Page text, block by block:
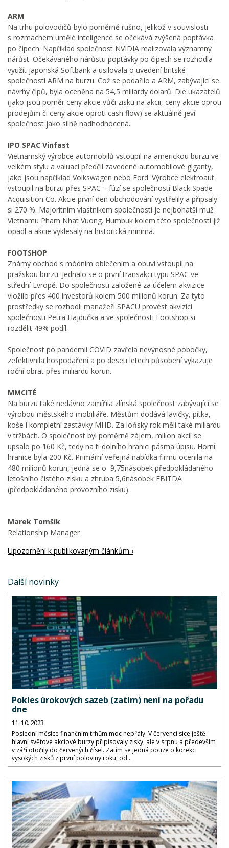
ARM
Na trhu polovodičů bylo poměrně rušno, jelikož v souvislosti
s rozmachem umělé inteligence se očekává zvýšená poptávka
po čipech. Například společnost NVIDIA realizovala významný
nárůst. Očekávaného nárůstu poptávky po čipech se rozhodla
využít japonská Softbank a usilovala o uvedení britské
společnosti ARM na burzu. Což se podařilo a ARM, zabývající se
návrhy čipů, byla oceněna na 54,5 miliardy dolarů. Dle ukazatelů
(jako jsou poměr ceny akcie vůči zisku na akcii, ceny akcie oproti
prodejům či ceny akcie oproti cash flow) se aktuálně jeví
společnost jako silně nadhodnocená.
IPO SPAC Vinfast
Vietnamský výrobce automobilů vstoupil na americkou burzu ve
velkém stylu a valuací předčil zavedené automobilové giganty,
jako jsou například Volkswagen nebo Ford. Výrobce elektroaut
vstoupil na burzu přes SPAC – fúzí se společností Black Spade
Acquisition Co. Akcie první den obchodování vystřelily a připsaly
si 270 %. Majoritním vlastníkem společnosti je nejbohatší muž
Vietnamu Pham Nhat Vuong. Humbuk kolem této společnosti již
opadl a akcie vyklesaly na historická minima.
FOOTSHOP
Známý obchod s módním oblečením a obuví vstoupil na
pražskou burzu. Jednalo se o první transakci typu SPAC ve
střední Evropě. Do společnosti založené za účelem akvizice
vložilo přes 400 investorů kolem 500 milionů korun. Za tyto
prostředky se rozhodli manažeři SPACU provést akvizici
společnosti Petra Hajdučka a ve společnosti Footshop si
rozdělit 49% podíl.
Společnost po pandemii COVID zavřela nevýnosné pobočky,
zefektivnila hospodaření a po deseti letech působení vykazuje
roční obrat přes miliardu korun.
MMCITÉ
Na burzu také nedávno zamířila zlínská společnost zabývající se
výrobou městského mobiliáře. Městům dodává lavičky, pítka,
koše i kompletní zastávky MHD. Za loňský rok měli také miliardu
v tržbách. O společnost byl poměrně zájem, milion akcií se
upsalo po 160 Kč, tedy na ti dolního hranici pásma úpisu. Horní
hranice byla 200 Kč. Primární veřejná nabídka firmu ocenila na
480 milionů korun, jedná se o 9,75násobek předpokládaného
letošního čistého zisku a zhruba 5,6násobek EBITDA
(předpokládaného provozního zisku).
Marek Tomšík
Relationship Manager
Upozornění k publikovaným článkům ›
Další novinky
Pokles úrokových sazeb (zatím) není na pořadu
dne
11. 10. 2023
Poslední měsíce finančním trhům moc nepřály. V červenci sice ještě
hlavní světové akciové burzy připisovaly zisky, ale v srpnu a především
v září otočily do červených čísel. Zatím se jedná pouze o korekci
vysokých zisků z první poloviny roku, od...